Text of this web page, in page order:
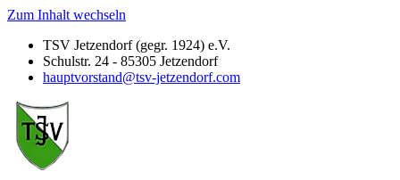
Zum Inhalt wechseln
TSV Jetzendorf (gegr. 1924) e.V.
Schulstr. 24 - 85305 Jetzendorf
hauptvorstand@tsv-jetzendorf.com